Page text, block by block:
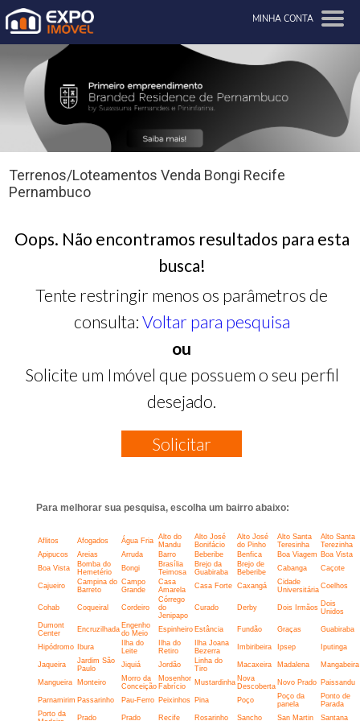
MINHA CONTA
Terrenos/Loteamentos Venda Bongi Recife
Pernambuco
Oops. Não encontramos resultados para esta
busca!
Tente restringir menos os parâmetros de
consulta: Voltar para pesquisa
ou
Solicite um Imóvel que possuem o seu perfil
desejado.
Solicitar
Para melhorar sua pesquisa, escolha um bairro abaixo:
Aflitos Afogados Água Fria
Alto do
Mandu
Alto José
Bonifácio
Alto José
do Pinho
Alto Santa
Teresinha
Alto Santa
Terezinha
Apipucos
Areias Arruda Barro Beberibe Benfica Boa Viagem Boa Vista
Boa Vista
Bomba do
Hemetério
Bongi
Brasília
Teimosa
Brejo da
Guabiraba
Brejo de
Beberibe
Cabanga Caçote
Cajueiro
Campina do
Barreto
Campo
Grande
Casa
Amarela
Casa Forte Caxangá
Cidade
Universitária Coelhos
Cohab Coqueiral Cordeiro
Córrego
do
Jenipapo
Curado Derby Dois Irmãos Dois
Unidos
Dumont
Center
Encruzilhada Engenho
do Meio
Espinheiro Estância Fundão Graças Guabiraba
Hipódromo Ibura
Ilha do
Leite
Ilha do
Retiro
Ilha Joana
Bezerra
Imbiribeira Ipsep Iputinga
Jaqueira
Jardim São
Paulo
Jiquiá Jordão
Linha do
Tiro
Macaxeira Madalena Mangabeira
Mangueira Monteiro
Morro da
Conceição
Mosenhor
Fabrício
Mustardinha Nova
Descoberta Novo Prado Paissandu
Parnamirim Passarinho Pau-Ferro Peixinhos Pina Poço
Poço da
panela
Ponto de
Parada
Porto da
Prado Prado Recife Rosarinho Sancho San Martin Santana